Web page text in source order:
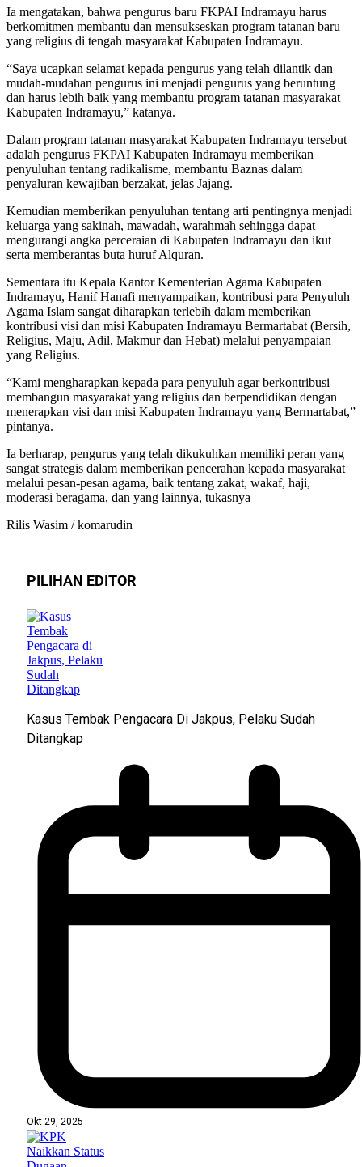
Ia mengatakan, bahwa pengurus baru FKPAI Indramayu harus
berkomitmen membantu dan mensukseskan program tatanan baru
yang religius di tengah masyarakat Kabupaten Indramayu.
“Saya ucapkan selamat kepada pengurus yang telah dilantik dan
mudah-mudahan pengurus ini menjadi pengurus yang beruntung
dan harus lebih baik yang membantu program tatanan masyarakat
Kabupaten Indramayu,” katanya.
Dalam program tatanan masyarakat Kabupaten Indramayu tersebut
adalah pengurus FKPAI Kabupaten Indramayu memberikan
penyuluhan tentang radikalisme, membantu Baznas dalam
penyaluran kewajiban berzakat, jelas Jajang.
Kemudian memberikan penyuluhan tentang arti pentingnya menjadi
keluarga yang sakinah, mawadah, warahmah sehingga dapat
mengurangi angka perceraian di Kabupaten Indramayu dan ikut
serta memberantas buta huruf Alquran.
Sementara itu Kepala Kantor Kementerian Agama Kabupaten
Indramayu, Hanif Hanafi menyampaikan, kontribusi para Penyuluh
Agama Islam sangat diharapkan terlebih dalam memberikan
kontribusi visi dan misi Kabupaten Indramayu Bermartabat (Bersih,
Religius, Maju, Adil, Makmur dan Hebat) melalui penyampaian
yang Religius.
“Kami mengharapkan kepada para penyuluh agar berkontribusi
membangun masyarakat yang religius dan berpendidikan dengan
menerapkan visi dan misi Kabupaten Indramayu yang Bermartabat,”
pintanya.
Ia berharap, pengurus yang telah dikukuhkan memiliki peran yang
sangat strategis dalam memberikan pencerahan kepada masyarakat
melalui pesan-pesan agama, baik tentang zakat, wakaf, haji,
moderasi beragama, dan yang lainnya, tukasnya
Rilis Wasim / komarudin
PILIHAN EDITOR
Kasus Tembak Pengacara Di Jakpus, Pelaku Sudah
Ditangkap
Okt 29, 2025